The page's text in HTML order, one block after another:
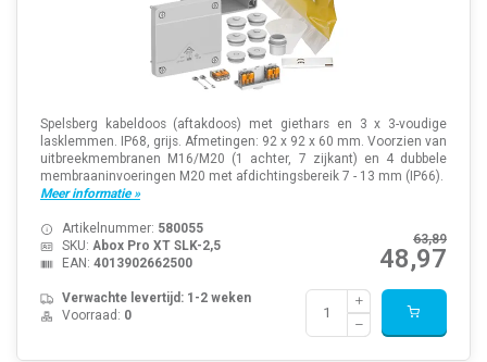
Spelsberg kabeldoos (aftakdoos) met giethars en 3 x 3-voudige
lasklemmen. IP68, grijs. Afmetingen: 92 x 92 x 60 mm. Voorzien van
uitbreekmembranen M16/M20 (1 achter, 7 zijkant) en 4 dubbele
membraaninvoeringen M20 met afdichtingsbereik 7 - 13 mm (IP66).
Meer informatie »
63,89
48,97
Artikelnummer: 580055
SKU: Abox Pro XT SLK-2,5
EAN: 4013902662500
Verwachte levertijd: 1-2 weken
Voorraad: 0